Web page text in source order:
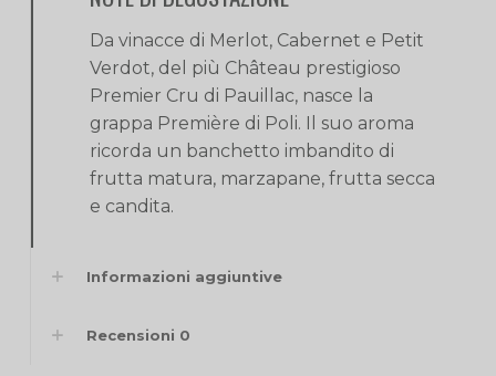
Da vinacce di Merlot, Cabernet e Petit
Verdot, del più Château prestigioso
Premier Cru di Pauillac, nasce la
grappa Première di Poli. Il suo aroma
ricorda un banchetto imbandito di
frutta matura, marzapane, frutta secca
e candita.
Informazioni aggiuntive
Recensioni 0